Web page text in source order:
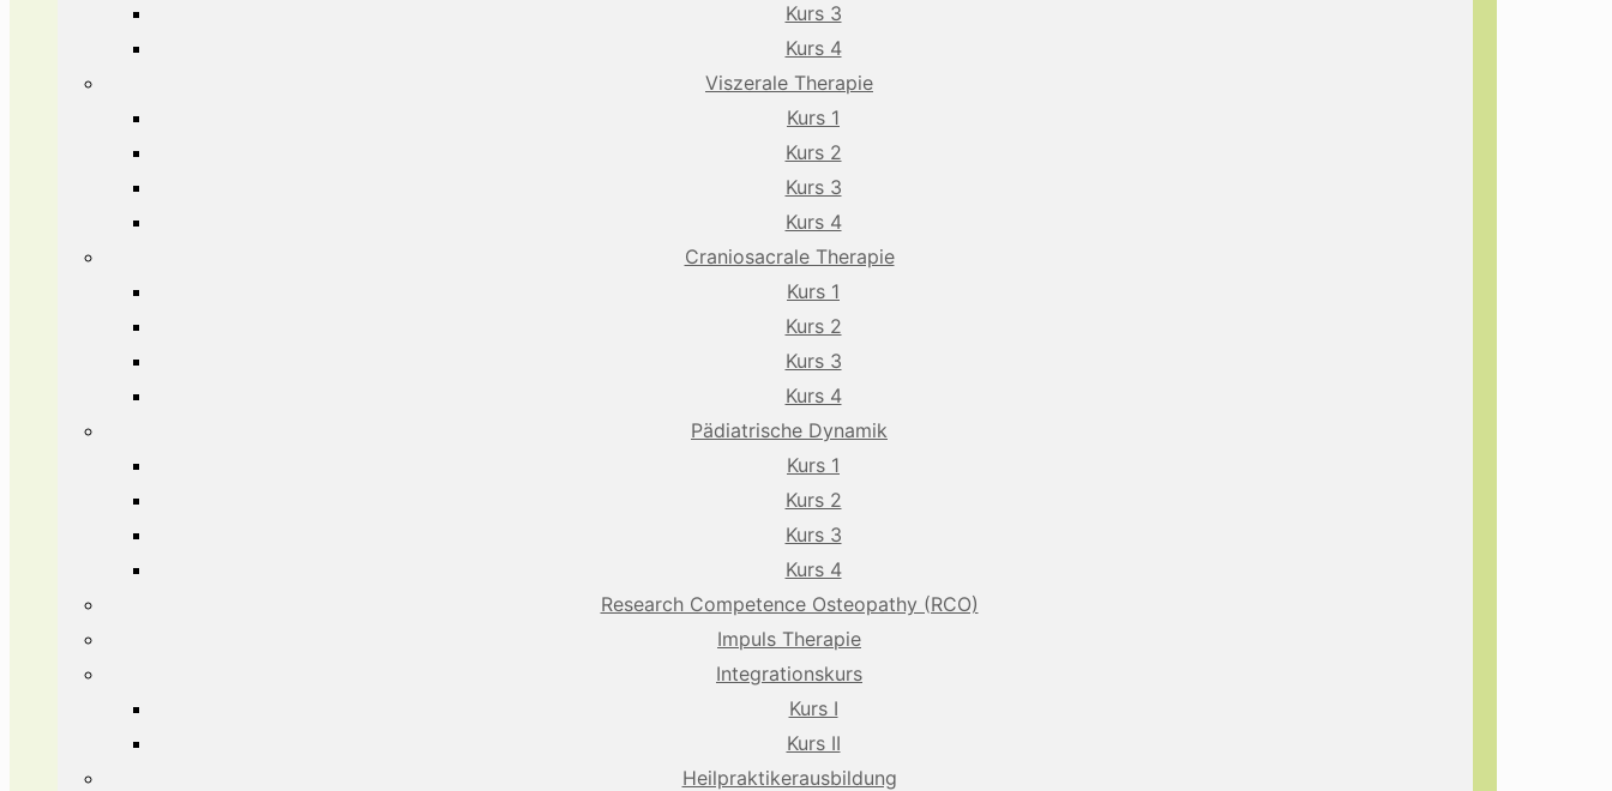
Kurs 3
Kurs 4
Viszerale Therapie
Kurs 1
Kurs 2
Kurs 3
Kurs 4
Craniosacrale Therapie
Kurs 1
Kurs 2
Kurs 3
Kurs 4
Pädiatrische Dynamik
Kurs 1
Kurs 2
Kurs 3
Kurs 4
Research Competence Osteopathy (RCO)
Impuls Therapie
Integrationskurs
Kurs I
Kurs II
Heilpraktikerausbildung